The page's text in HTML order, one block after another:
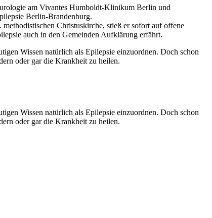
am Vivantes Humboldt-Klinikum Berlin und
Berlin-Brandenburg.
Christuskirche, stieß er sofort auf offene
auch in den Gemeinden Aufklärung erfährt.
Wissen natürlich als Epilepsie einzuordnen. Doch schon
oder gar die Krankheit zu heilen.
Wissen natürlich als Epilepsie einzuordnen. Doch schon
oder gar die Krankheit zu heilen.